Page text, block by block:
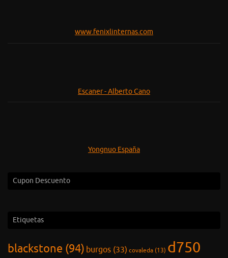
www.fenixlinternas.com
Escaner - Alberto Cano
Yongnuo España
Cupon Descuento
Etiquetas
blackstone (94) burgos (33) covaleda (13) d750